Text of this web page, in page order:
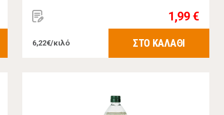
1,99 €
6,22€/κιλό ΣΤΟ ΚΑΛΑΘΙ